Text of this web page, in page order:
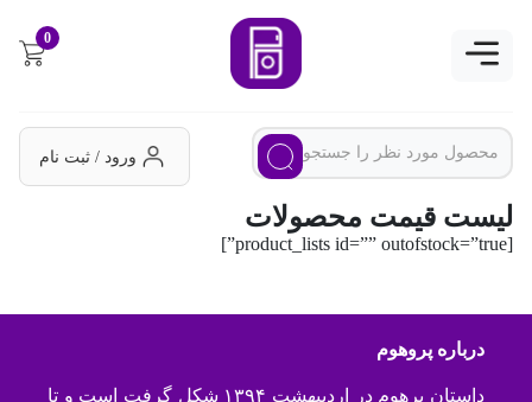
0
ورود / ثبت نام
لیست قیمت محصولات
[product_lists id=”” outofstock=”true”]
درباره پروهوم
داستان پرهوم در اردیبهشت ۱۳۹۴ شکل گرفت است و تا